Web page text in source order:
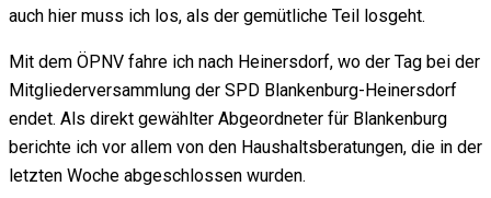
auch hier muss ich los, als der gemütliche Teil losgeht.
Mit dem ÖPNV fahre ich nach Heinersdorf, wo der Tag bei der
Mitgliederversammlung der SPD Blankenburg-Heinersdorf
endet. Als direkt gewählter Abgeordneter für Blankenburg
berichte ich vor allem von den Haushaltsberatungen, die in der
letzten Woche abgeschlossen wurden.